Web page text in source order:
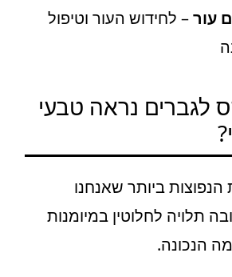
עור– לחידוש העור וטיפול
לגברים נראה טבעי
ביותר שאנחנו
תלויה לחלוטין במיומנות
הנכונה.